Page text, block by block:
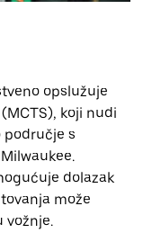
opslužuje
koji nudi
područje s
dolazak
može
vožnje.